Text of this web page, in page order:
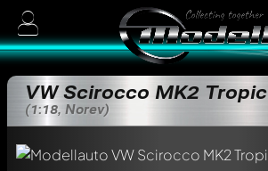
VW Scirocco MK2 Tropic
(1:18, Norev)